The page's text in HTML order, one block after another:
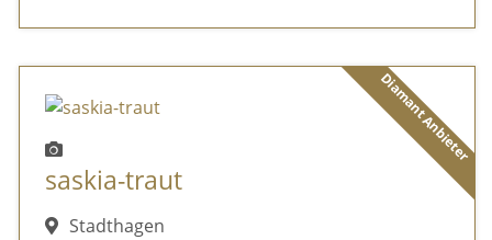
Diamant Anbieter
saskia-traut
Stadthagen